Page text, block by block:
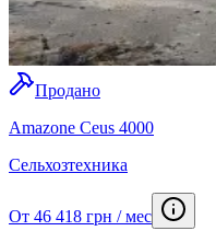
Продано
Amazone Ceus 4000
Сельхозтехника
От 46 418 грн / мес